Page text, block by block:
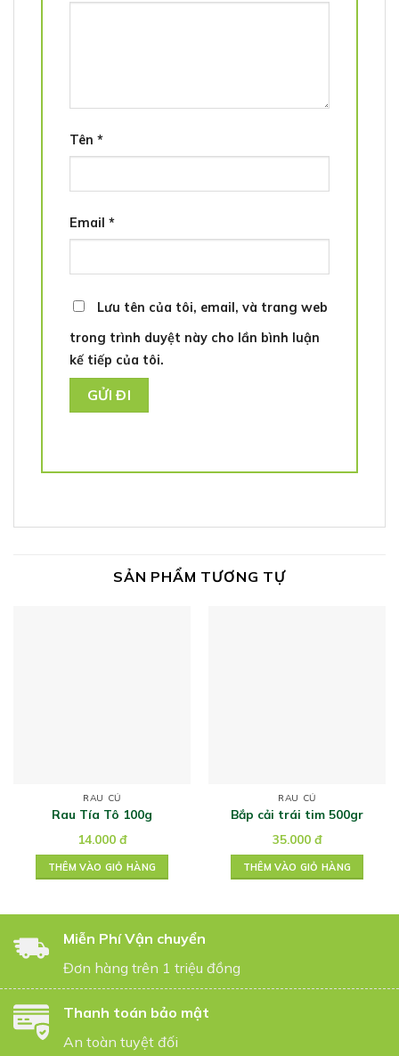
Tên *
Email *
Lưu tên của tôi, email, và trang web
trong trình duyệt này cho lần bình luận
kế tiếp của tôi.
SẢN PHẨM TƯƠNG TỰ
RAU CỦ
Rau Tía Tô 100g
14.000 đ
THÊM VÀO GIỎ HÀNG
RAU CỦ
Bắp cải trái tim 500gr
35.000 đ
THÊM VÀO GIỎ HÀNG
Miễn Phí Vận chuyển
Đơn hàng trên 1 triệu đồng
Thanh toán bảo mật
An toàn tuyệt đối